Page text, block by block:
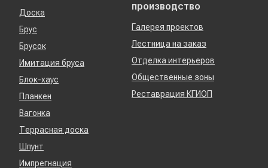
Доска
Брус
Брусок
Имитация бруса
Блок-хаус
Планкен
Вагонка
Террасная доска
Шпунт
Импрегнация
производство
Галерея проектов
Лестница на заказ
Отделка интерьеров
Общественные зоны
Реставрация КГИОП